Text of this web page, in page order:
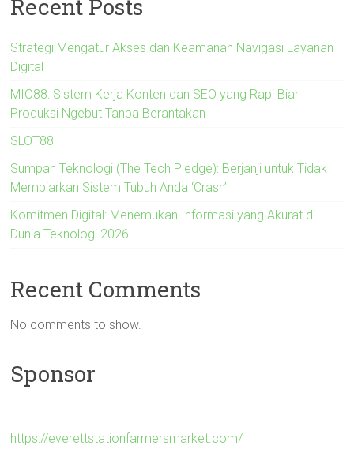
Recent Posts
Strategi Mengatur Akses dan Keamanan Navigasi Layanan
Digital
MIO88: Sistem Kerja Konten dan SEO yang Rapi Biar
Produksi Ngebut Tanpa Berantakan
SLOT88
Sumpah Teknologi (The Tech Pledge): Berjanji untuk Tidak
Membiarkan Sistem Tubuh Anda ‘Crash’
Komitmen Digital: Menemukan Informasi yang Akurat di
Dunia Teknologi 2026
Recent Comments
No comments to show.
Sponsor
https://everettstationfarmersmarket.com/